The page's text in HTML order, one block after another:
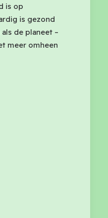
is op
is gezond
de planeet –
meer omheen